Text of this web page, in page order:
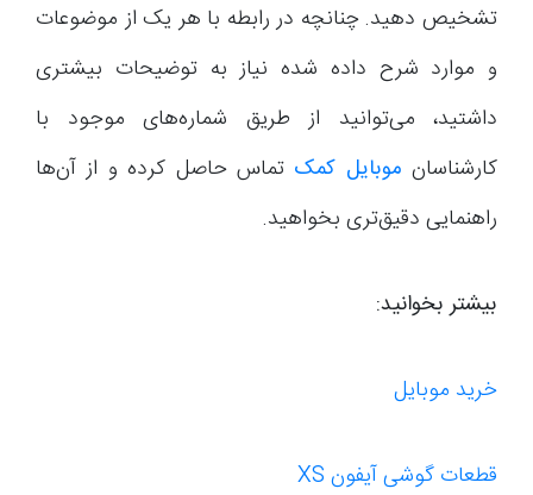
تشخیص دهید. چنانچه در رابطه با هر یک از موضوعات
و موارد شرح داده شده نیاز به توضیحات بیشتری
داشتید، می‌توانید از طریق شماره‌های موجود با
کارشناسان موبایل کمک تماس حاصل کرده و از آن‌ها
راهنمایی دقیق‌تری بخواهید.
بیشتر بخوانید:
خرید موبایل
قطعات گوشی آیفون XS